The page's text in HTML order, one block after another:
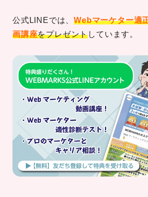
公式LINEでは、Webマーケター適
画講座をプレゼントしています。